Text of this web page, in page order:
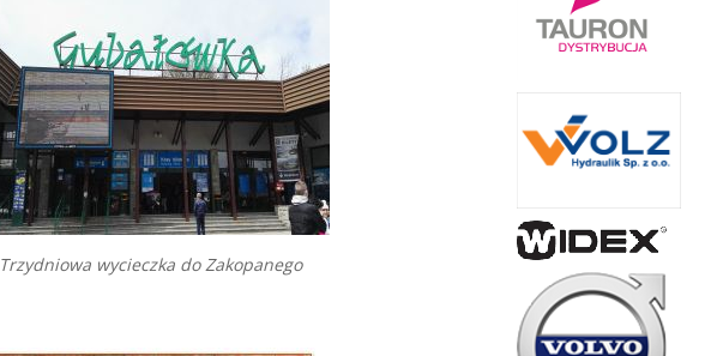
Trzydniowa wycieczka do Zakopanego